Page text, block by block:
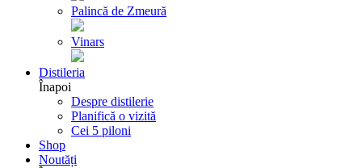
Palincă de Zmeură
Vinars
Distileria
Înapoi
Despre distilerie
Planifică o vizită
Cei 5 piloni
Shop
Noutăți